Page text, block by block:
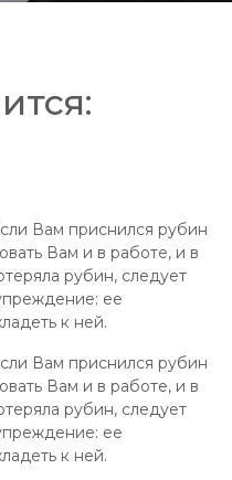
Вам приснился рубин
Вам и в работе, и в
рубин, следует
ее
к ней.
Вам приснился рубин
Вам и в работе, и в
рубин, следует
ее
к ней.